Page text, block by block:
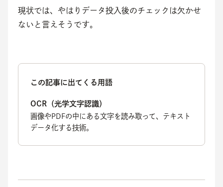
現状では、やはりデータ投入後のチェックは欠かせ
ないと言えそうです。
この記事に出てくる用語
OCR（光学文字認識）
画像やPDFの中にある文字を読み取って、テキスト
データ化する技術。